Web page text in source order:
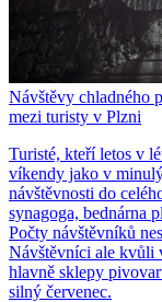
Návštěvy chladného
mezi turisty v Plzni
Turisté, kteří letos v
víkendy jako v
návštěvnosti do
synagoga, bednárna
Počty návštěvníků
Návštěvníci ale kvůli
hlavně sklepy
silný červenec.